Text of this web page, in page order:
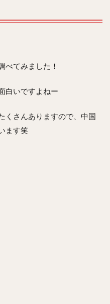
べてみました！
白いですよねー
くさんありますので、中国
ます笑